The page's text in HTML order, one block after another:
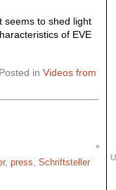
seems to shed light
of EVE
Posted in Videos from
, press Schriftsteller